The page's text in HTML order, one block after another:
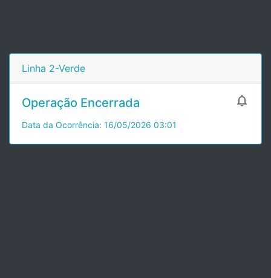
Linha 2-Verde

Operação Encerrada
Data da Ocorrência: 16/05/2026 03:01